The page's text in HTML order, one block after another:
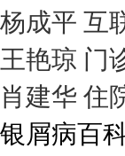
杨成平 互
王艳琼 门
肖建华 住
银屑病百